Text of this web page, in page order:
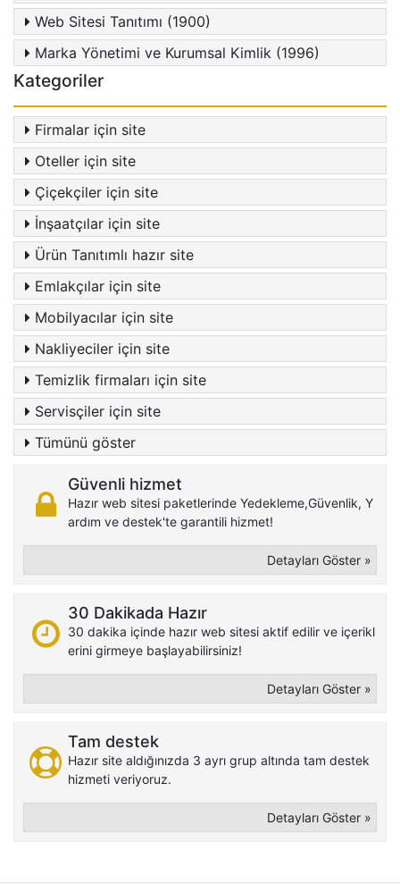
Web Sitesi Tanıtımı (1900)
Marka Yönetimi ve Kurumsal Kimlik (1996)
Kategoriler
Firmalar için site
Oteller için site
Çiçekçiler için site
İnşaatçılar için site
Ürün Tanıtımlı hazır site
Emlakçılar için site
Mobilyacılar için site
Nakliyeciler için site
Temizlik firmaları için site
Servisçiler için site
Tümünü göster
Güvenli hizmet
Hazır web sitesi paketlerinde Yedekleme,Güvenlik, Y
ardım ve destek'te garantili hizmet!
Detayları Göster »
30 Dakikada Hazır
30 dakika içinde hazır web sitesi aktif edilir ve içerikl
erini girmeye başlayabilirsiniz!
Detayları Göster »
Tam destek
Hazır site aldığınızda 3 ayrı grup altında tam destek
hizmeti veriyoruz.
Detayları Göster »